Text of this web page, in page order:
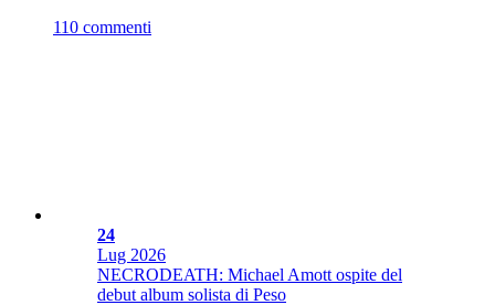
110 commenti
24
Lug 2026
NECRODEATH: Michael Amott ospite del
debut album solista di Peso